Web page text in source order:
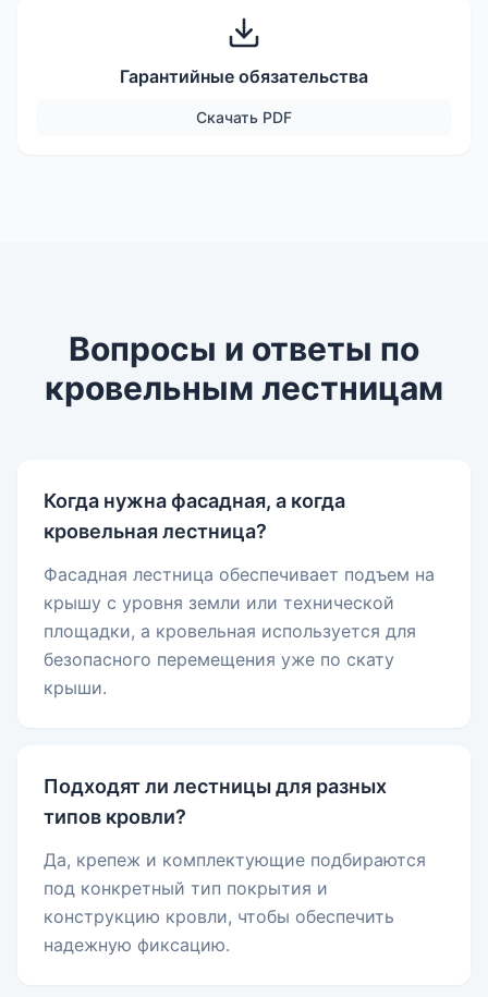
Гарантийные обязательства
Скачать PDF
Вопросы и ответы по
кровельным лестницам
Когда нужна фасадная, а когда
кровельная лестница?
Фасадная лестница обеспечивает подъем на
крышу с уровня земли или технической
площадки, а кровельная используется для
безопасного перемещения уже по скату
крыши.
Подходят ли лестницы для разных
типов кровли?
Да, крепеж и комплектующие подбираются
под конкретный тип покрытия и
конструкцию кровли, чтобы обеспечить
надежную фиксацию.